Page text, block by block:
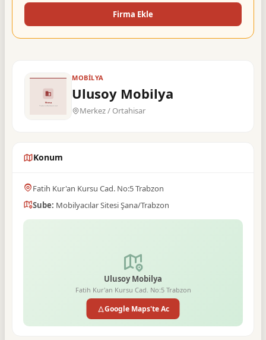
MOBILYA
Ulusoy Mobilya
Merkez / Ortahisar
Konum
Fatih Kur'an Kursu Cad. No:5 Trabzon
Sube: Mobilyacılar Sitesi Şana/Trabzon
Ulusoy Mobilya
Fatih Kur'an Kursu Cad. No:5 Trabzon
Google Maps'te Ac
Firma Ekle